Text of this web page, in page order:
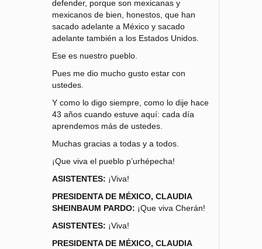
defender, porque son mexicanas y
mexicanos de bien, honestos, que han
sacado adelante a México y sacado
adelante también a los Estados Unidos.
Ese es nuestro pueblo.
Pues me dio mucho gusto estar con
ustedes.
Y como lo digo siempre, como lo dije hace
43 años cuando estuve aquí: cada día
aprendemos más de ustedes.
Muchas gracias a todas y a todos.
¡Que viva el pueblo p’urhépecha!
ASISTENTES: ¡Viva!
PRESIDENTA DE MÉXICO, CLAUDIA
SHEINBAUM PARDO: ¡Que viva Cherán!
ASISTENTES: ¡Viva!
PRESIDENTA DE MÉXICO, CLAUDIA